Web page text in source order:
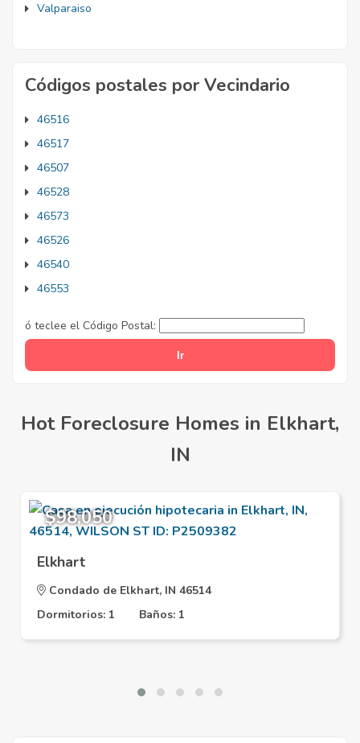
Valparaiso
Códigos postales por Vecindario
46516
46517
46507
46528
46573
46526
46540
46553
ó teclee el Código Postal:
Hot Foreclosure Homes in Elkhart,
IN
$98,050
Elkhart
Condado de Elkhart, IN 46514
Dormitorios: 1
Baños: 1